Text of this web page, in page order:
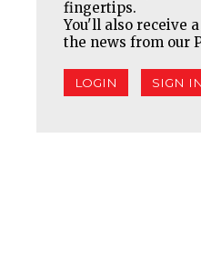
fingertips.
You'll also receive
the news from our
LOGIN SIGN IN